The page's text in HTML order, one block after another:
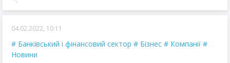
04.02.2022, 10:11
Банківський і фінансовий сектор Бізнес
Компанії
Новини